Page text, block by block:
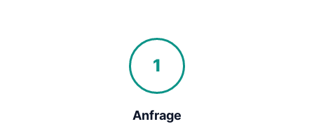
1
Anfrage